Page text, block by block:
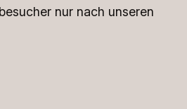
nur nach unseren